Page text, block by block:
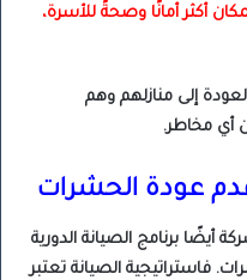
أكثر أمانًا وصحةً للأسرة،
إلى منازلهم وهم
أي مخاطر.
عودة الحشرات
أيضًا برنامج الصيانة الدورية
فاستراتيجية الصيانة تعتبر